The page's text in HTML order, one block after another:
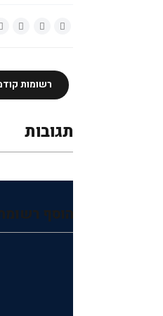
רשומות
תגובות
הוסף